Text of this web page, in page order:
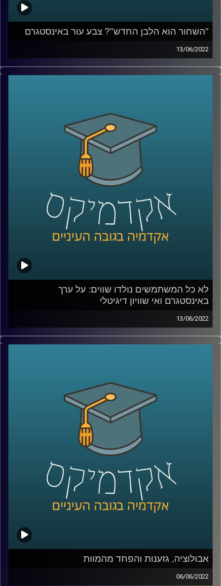
"השחור הוא הלבן החדש"? צבע עור באינסטגרם
13/06/2022
בעידן בו אנו נמדדים על ידי כמות הלייקים והעוקבים חשוב
לתעד את הפעילות שאנחנו עושות ועושים ולהציג אותה
ומרצה על סוציולוגיה דיגיטלית תרבות ובני נוער באינסטגרם
בבר אילן ואצלנו בחטיבת דאטה ממשל ודמוקרטיה שאלה
נערות ונערים באיזה פילטרים הם משתמשים היא נדהמה לגלות
מה נחשב יפה יותר היום – שחור.
אז האם נעשה שינוי אמיתי ביחס בין העדות השונות, ממתי
להיות לבן זה שלילי והאם קים קרדשיאן עשתה שינוי אמיתי
שישאר איתנו לעוד שנים ארוכות? האזינו לחלק השני של
קרדיט תמונות:AudioVersity
לא כל המשתמשים נולדו שווים: על ערך
באינסטגרם ואי שוויון דיגיטלי
13/06/2022
בעידן בו אנו נמדדים על ידי כמות הלייקים והעוקבים חשוב
לתעד את הפעילות שאנחנו עושות ועושים ולהציג אותה
גלשן ביד כאילו בלי ידיעתם ומסיבות בריכה, יציאה עם חברים
או ארוחות במסעדה יצולמו כדי להבהיר לכולם
שהמצולמים בעלי חיי חברה עשירים. אבל מה קורה כאשר
המצב הכלכלי לא מאפשר לטוס לחו"ל, להיות בחוגים פוטוגנים
או לצאת למסעדות לעיתים קרובות ואפילו השכונה או חצר
הבית לא מספיק יפים כדי להצטלם בהם (ובטח שלא כוללים
בפרק הזה ענבר מיכלזון דרורי, חוקרת ומרצה על סוציולוגיה
דיגיטלית תרבות ובני נוער באינסטגרם בבר אילן ואצלנו בחטיבת
נערות ונערים ממעמד נמוך לעומת כאלו ממעמד כלכלי גבוה,
איך מציגים חיים יפים בתוך מציאות שאינה פוטוגנית ומה זה אי
שוויון בנכסים דיגיטאליים.
אבולוציה, גזענות והפחד מהמוות
06/06/2022